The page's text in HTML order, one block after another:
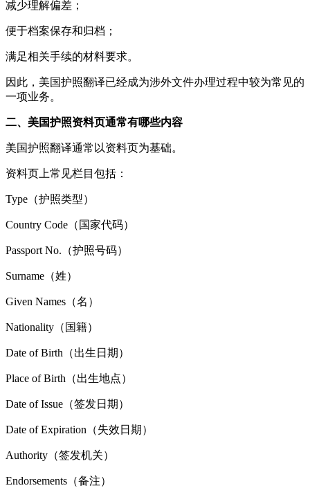
减少理解偏差；
便于档案保存和归档；
满足相关手续的材料要求。
因此，美国护照翻译已经成为涉外文件办理过程中较为常见的
一项业务。
二、美国护照资料页通常有哪些内容
美国护照翻译通常以资料页为基础。
资料页上常见栏目包括：
Type（护照类型）
Country Code（国家代码）
Passport No.（护照号码）
Surname（姓）
Given Names（名）
Nationality（国籍）
Date of Birth（出生日期）
Place of Birth（出生地点）
Date of Issue（签发日期）
Date of Expiration（失效日期）
Authority（签发机关）
Endorsements（备注）